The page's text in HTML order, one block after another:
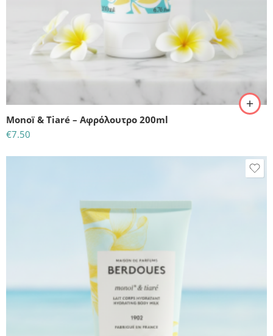
Monoï & Tiaré – Αφρόλουτρο 200ml
€7.50